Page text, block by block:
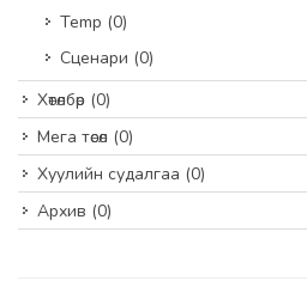
Temp (0)
Сценари (0)
Хөтөлбөр (0)
Мега төсөл (0)
Хуулийн судалгаа (0)
Архив (0)